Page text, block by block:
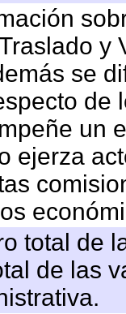
y
se
de
un
ejerza
total de
de las